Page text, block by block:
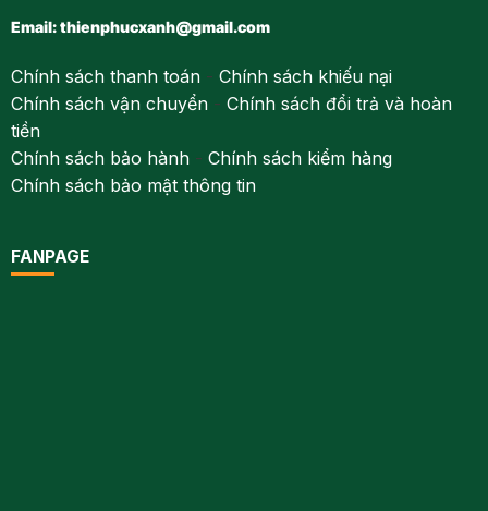
Email:thienphucxanh@gmail.com
Chính sách thanh toán- Chính sách khiếu nại
Chính sách vận chuyển- Chính sách đổi trả và hoàn
tiền
Chính sách bảo hành- Chính sách kiểm hàng
Chính sách bảo mật thông tin
FANPAGE